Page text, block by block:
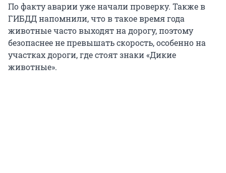
По факту аварии уже начали проверку. Также в
ГИБДД напомнили, что в такое время года
животные часто выходят на дорогу, поэтому
безопаснее не превышать скорость, особенно на
участках дороги, где стоят знаки «Дикие
животные».